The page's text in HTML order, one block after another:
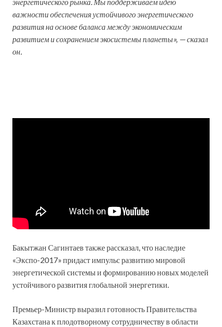
важности обеспечения устойчивого энергетического
развития на основе баланса между экономическим
развитием и сохранением экосистемы планеты», — сказал
он.
Бакытжан Сагинтаев также рассказал, что наследие
«Экспо-2017» придаст импульс развитию мировой
энергетической системы и формированию новых моделей
устойчивого развития глобальной энергетики.
Премьер-Министр выразил готовность Правительства
Казахстана к плодотворному сотрудничеству в области